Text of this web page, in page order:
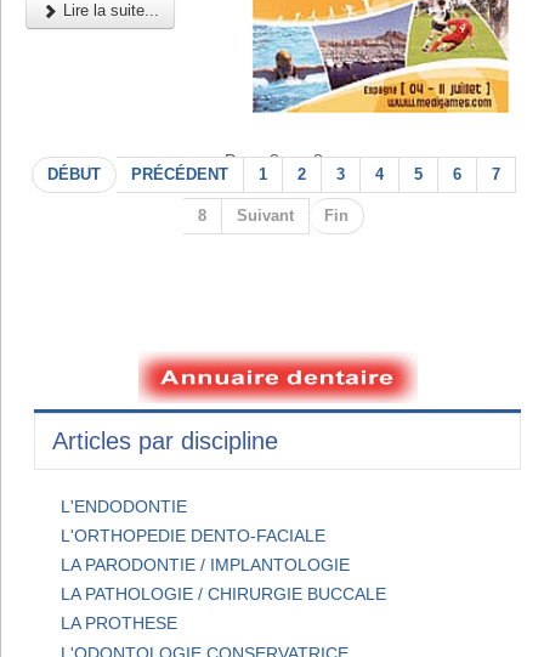
Lire la suite...
Page 8 sur 8
DÉBUT PRÉCÉDENT 1 2 3 4 5 6 7
8 Suivant Fin
Articles par discipline
L'ENDODONTIE
L'ORTHOPEDIE DENTO-FACIALE
LA PARODONTIE / IMPLANTOLOGIE
LA PATHOLOGIE / CHIRURGIE BUCCALE
LA PROTHESE
L'ODONTOLOGIE CONSERVATRICE